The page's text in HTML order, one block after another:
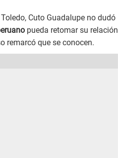
Cuto Guadalupe no dudó
pueda retomar su relación
remarcó que se conocen.